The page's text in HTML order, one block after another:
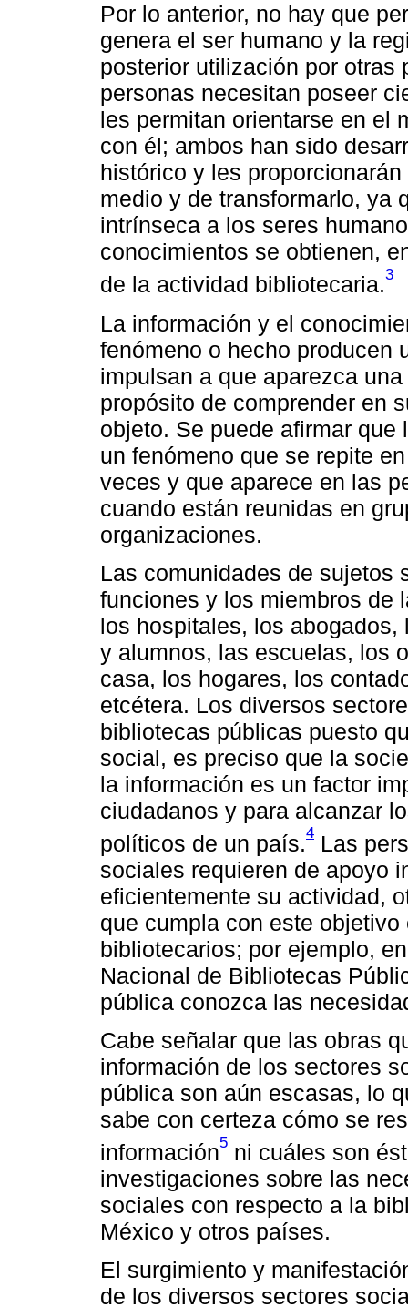
Por lo anterior, no hay que
genera el ser humano y la
posterior utilización por otras
personas necesitan poseer
les permitan orientarse en el
con él; ambos han sido
histórico y les
medio y de transformarlo, ya
intrínseca a los seres
conocimientos se obtienen,
de la actividad bibliotecaria.3
La información y el
fenómeno o hecho producen
impulsan a que aparezca
propósito de comprender en
objeto. Se puede afirmar
un fenómeno que se repite
veces y que aparece en las
cuando están reunidas en
organizaciones.
Las comunidades de sujetos
funciones y los miembros de
los hospitales, los
y alumnos, las escuelas, los
casa, los hogares, los
etcétera. Los diversos
bibliotecas públicas puesto
social, es preciso que la
la información es un factor
ciudadanos y para alcanzar
políticos de un país.4 Las
sociales requieren de apoyo
eficientemente su actividad,
que cumpla con este
bibliotecarios; por ejemplo,
Nacional de Bibliotecas
pública conozca las
Cabe señalar que las obras
información de los sectores
pública son aún escasas, lo
sabe con certeza cómo se
información5 ni cuáles son
investigaciones sobre las
sociales con respecto a la
México y otros países.
El surgimiento y
de los diversos sectores